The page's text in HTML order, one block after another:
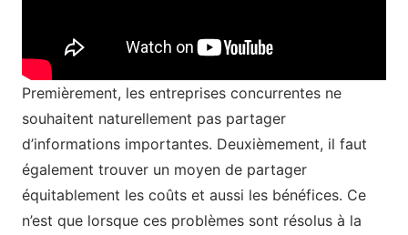
Premièrement, les entreprises concurrentes ne
souhaitent naturellement pas partager
d’informations importantes. Deuxièmement, il faut
également trouver un moyen de partager
équitablement les coûts et aussi les bénéfices. Ce
n’est que lorsque ces problèmes sont résolus à la